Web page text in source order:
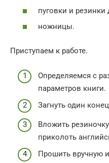
пуговки и резинки
ножницы.
Приступаем к работе.
Определяемся с
параметров книги.
Загнуть один
Вложить
приколоть
Прошить вручную